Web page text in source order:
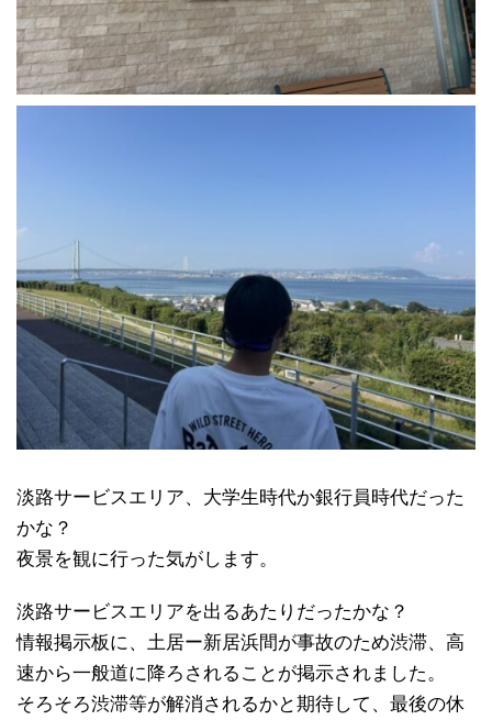
淡路サービスエリア、大学生時代か銀行員時代だった
かな？
夜景を観に行った気がします。
淡路サービスエリアを出るあたりだったかな？
情報掲示板に、土居ー新居浜間が事故のため渋滞、高
速から一般道に降ろされることが掲示されました。
そろそろ渋滞等が解消されるかと期待して、最後の休